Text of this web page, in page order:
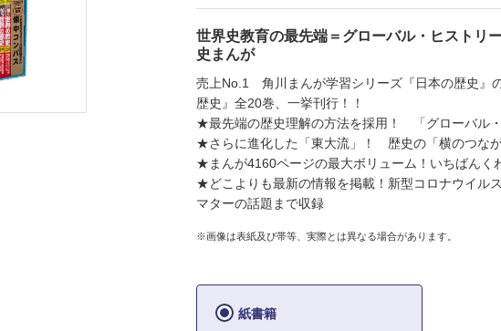
世界史教育の最先端＝グローバル・ヒストリ
史まんが
売上No.1 角川まんが学習シリーズ『日本の歴史』
歴史』全20巻、一挙刊行！！
★最先端の歴史理解の方法を採用！ 「グローバル
★さらに進化した「東大流」！ 歴史の「横のつな
★まんが4160ページの最大ボリューム！いちばんく
★どこよりも最新の情報を掲載！新型コロナウイル
マターの話題まで収録
※画像は表紙及び帯等、実際とは異なる場合があります。
紙書籍